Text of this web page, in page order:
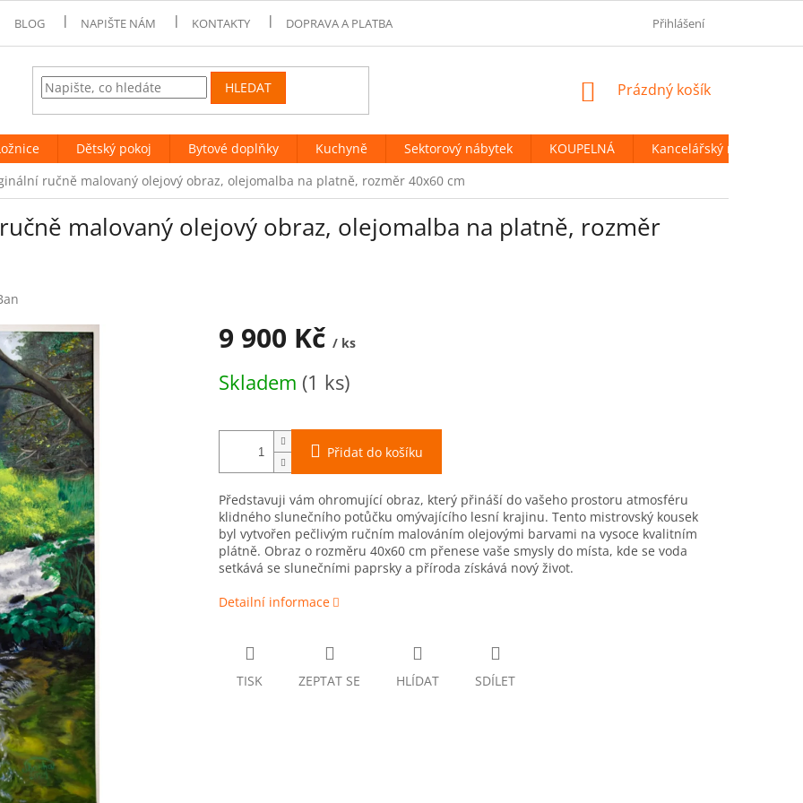
BLOG NAPIŠTE NÁM KONTAKTY DOPRAVA A PLATBA PODMÍNKY OCHRANY OSOBNÍCH
Přihlášení
HLEDAT
NÁKUPNÍ
Prázdný košík
Dětský pokoj Bytové doplňky Kuchyně Sektorový nábytek KOUPELNÁ
Kancelářský nábytek
ručně malovaný olejový obraz, olejomalba na platně, rozměr 40x60 cm
malovaný olejový obraz, olejomalba na platně, rozměr
9 900 Kč / ks
cena:
Skladem (1 ks)
Přidat do košíku
Představuji vám ohromující obraz, který přináší do vašeho prostoru atmosféru
klidného slunečního potůčku omývajícího lesní krajinu. Tento mistrovský kousek
byl vytvořen pečlivým ručním malováním olejovými barvami na vysoce kvalitním
plátně. Obraz o rozměru 40x60 cm přenese vaše smysly do místa, kde se voda
setkává se slunečními paprsky a příroda získává nový život.
Detailní informace
TISK ZEPTAT SE HLÍDAT SDÍLET